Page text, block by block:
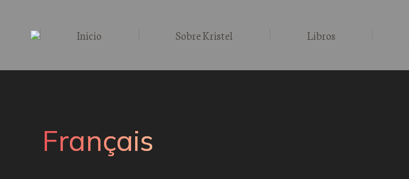
Inicio Sobre Kristel Libros
Français